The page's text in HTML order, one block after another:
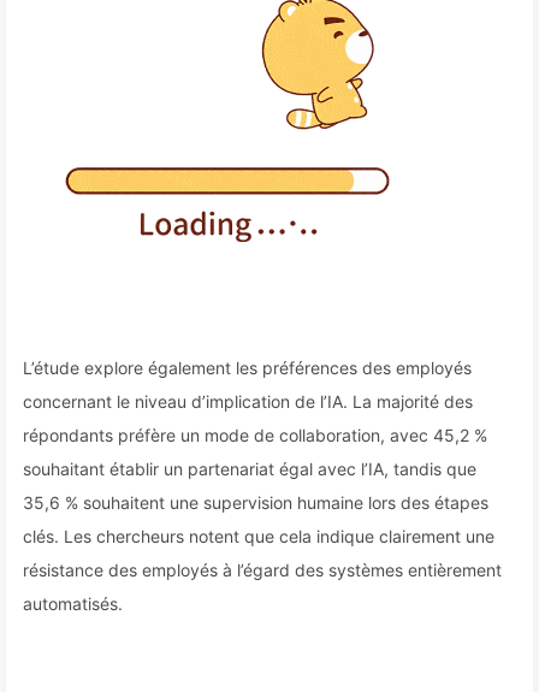
L’étude explore également les préférences des employés
concernant le niveau d’implication de l’IA. La majorité des
répondants préfère un mode de collaboration, avec 45,2 %
souhaitant établir un partenariat égal avec l’IA, tandis que
35,6 % souhaitent une supervision humaine lors des étapes
clés. Les chercheurs notent que cela indique clairement une
résistance des employés à l’égard des systèmes entièrement
automatisés.